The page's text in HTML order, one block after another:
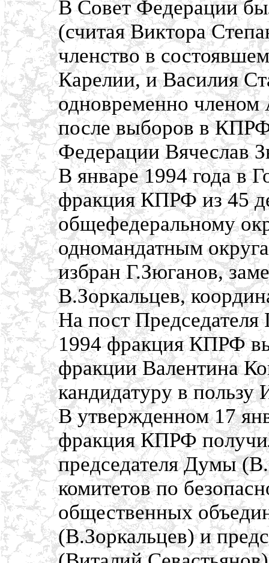
В Совет Федерации
(считая Виктора
членство в
Карелии, и Василия
одновременно
после выборов в КПРФ
Федерации Вячеслав
В январе 1994 года в
фракция КПРФ из 45
общефедеральному
одномандатным
избран Г.Зюганов,
В.Зоркальцев,
На пост
1994 фракция КПРФ
фракции Валентина
кандидатуру в
В утвержденном 17
фракция КПРФ
председателя Думы
комитетов по
общественных
(В.Зоркальцев) и